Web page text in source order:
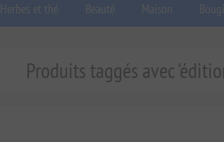
Herbes et thé Beauté Maison
Produits taggés avec